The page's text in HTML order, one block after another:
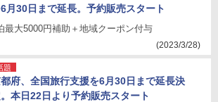
月30日まで延長。予約販売スタート
最大5000円補助＋地域クーポン付与
(2023/3/28)
題
府、全国旅行支援を6月30日まで延長決
本日22日より予約販売スタート